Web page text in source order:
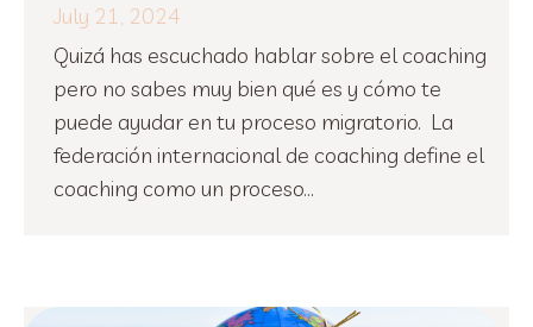
July 21, 2024
Quizá has escuchado hablar sobre el coaching
pero no sabes muy bien qué es y cómo te
puede ayudar en tu proceso migratorio. La
federación internacional de coaching define el
coaching como un proceso...